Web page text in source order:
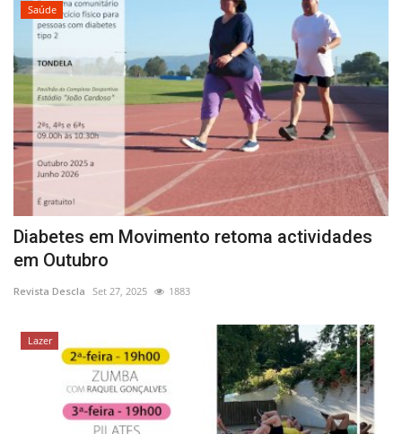
Saúde
Diabetes em Movimento retoma actividades
em Outubro
Revista Descla Set 27, 2025 1883
Lazer